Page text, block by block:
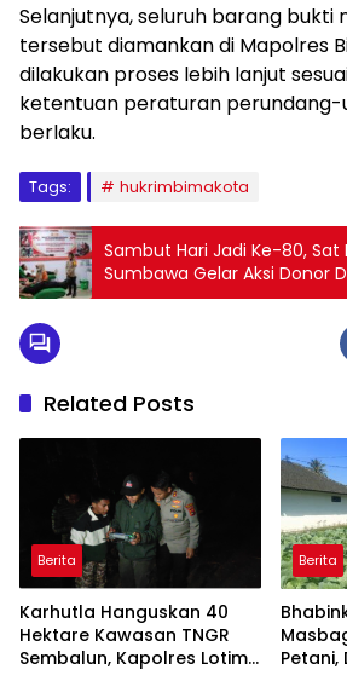
Selanjutnya, seluruh barang bukti
tersebut diamankan di Mapolres
dilakukan proses lebih lanjut
ketentuan peraturan perundang-
berlaku.
Tags: hukrimbimakota
Sambut Hari Jadi Ke-80, Sat
Sumbawa Gelar Aksi Donor
Kemanusiaan
Related Posts
Berita
Karhutla Hanguskan 40
Hektare Kawasan TNGR
Sembalun, Kapolres Lotim
Berita
Petani,